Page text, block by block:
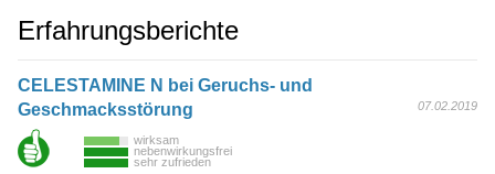
Erfahrungsberichte
CELESTAMINE N bei Geruchs- und
Geschmacksstörung
07.02.2019
wirksam
nebenwirkungsfrei
sehr zufrieden